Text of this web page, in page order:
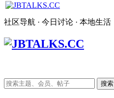
社区导航 · 今日讨论 · 本地生活
搜索